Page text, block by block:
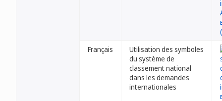
Français
Utilisation des symboles
du système de
classement national
dans les demandes
internationales